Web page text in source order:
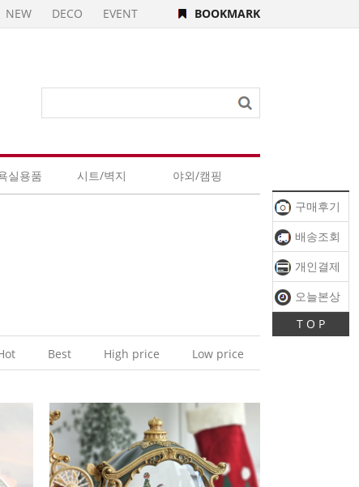
구매후기
배송조회
개인결제
오늘본상
T O P
NEW DECO EVENT BOOKMARK
실용품 시트/벽지 야외/캠핑
Best High price Low price